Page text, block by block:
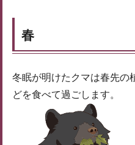
春
冬眠が明けたクマは春先の
どを食べて過ごします。